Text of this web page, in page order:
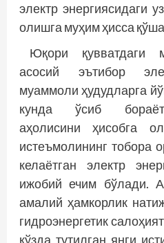
электр энергиясидаги
олишга муҳим ҳисса
Юқори қувватдаги
асосий эътибор
муаммоли ҳудудларга
кунда ўсиб
аҳолисини ҳисобга
истеъмолининг тобора
келаётган электр
ижобий ечим бўлади.
амалий ҳамкорлик
гидроэнергетик
кўзда тутилган янги